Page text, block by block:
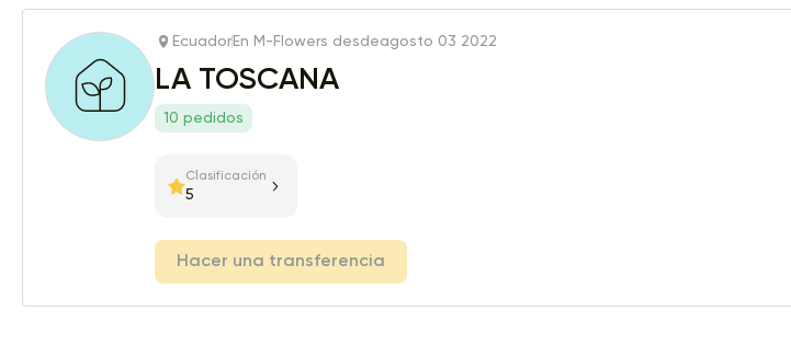
Ecuador En M-Flowers desdeagosto 03 2022
LA TOSCANA
10 pedidos
Clasificación
5
Hacer una transferencia